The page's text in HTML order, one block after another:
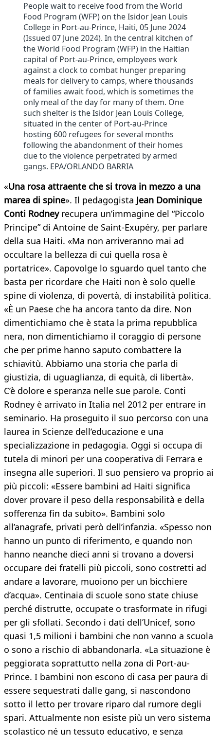
People wait to receive food from the World
Food Program (WFP) on the Isidor Jean Louis
College in Port-au-Prince, Haiti, 05 June 2024
(Issued 07 June 2024). In the central kitchen of
the World Food Program (WFP) in the Haitian
capital of Port-au-Prince, employees work
against a clock to combat hunger preparing
meals for delivery to camps, where thousands
of families await food, which is sometimes the
only meal of the day for many of them. One
such shelter is the Isidor Jean Louis College,
situated in the center of Port-au-Prince
hosting 600 refugees for several months
following the abandonment of their homes
due to the violence perpetrated by armed
gangs. EPA/ORLANDO BARRIA
«Una rosa attraente che si trova in mezzo a una
marea di spine». Il pedagogista Jean Dominique
Conti Rodneyrecupera un’immagine del “Piccolo
Principe” di Antoine de Saint-Exupéry, per parlare
della sua Haiti. «Ma non arriveranno mai ad
occultare la bellezza di cui quella rosa è
portatrice». Capovolge lo sguardo quel tanto che
basta per ricordare che Haiti non è solo quelle
spine di violenza, di povertà, di instabilità politica.
«È un Paese che ha ancora tanto da dire. Non
dimentichiamo che è stata la prima repubblica
nera, non dimentichiamo il coraggio di persone
che per prime hanno saputo combattere la
schiavitù. Abbiamo una storia che parla di
giustizia, di uguaglianza, di equità, di libertà».
C’è dolore e speranza nelle sue parole. Conti
Rodney è arrivato in Italia nel 2012 per entrare in
seminario. Ha proseguito il suo percorso con una
laurea in Scienze dell’educazione e una
specializzazione in pedagogia. Oggi si occupa di
tutela di minori per una cooperativa di Ferrara e
insegna alle superiori. Il suo pensiero va proprio ai
più piccoli: «Essere bambini ad Haiti significa
dover provare il peso della responsabilità e della
sofferenza fin da subito». Bambini solo
all’anagrafe, privati però dell’infanzia. «Spesso non
hanno un punto di riferimento, e quando non
hanno neanche dieci anni si trovano a doversi
occupare dei fratelli più piccoli, sono costretti ad
andare a lavorare, muoiono per un bicchiere
d’acqua». Centinaia di scuole sono state chiuse
perché distrutte, occupate o trasformate in rifugi
per gli sfollati. Secondo i dati dell’Unicef, sono
quasi 1,5 milioni i bambini che non vanno a scuola
o sono a rischio di abbandonarla. «La situazione è
peggiorata soprattutto nella zona di Port-au-
Prince. I bambini non escono di casa per paura di
essere sequestrati dalle gang, si nascondono
sotto il letto per trovare riparo dal rumore degli
spari. Attualmente non esiste più un vero sistema
scolastico né un tessuto educativo, e senza